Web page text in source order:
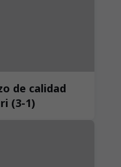
de calidad
(3-1)